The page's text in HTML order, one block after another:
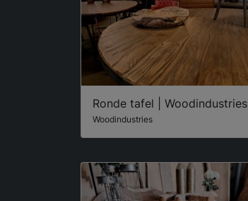
Ronde tafel | Woodindustries
Woodindustries